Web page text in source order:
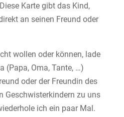
Karte gibt das Kind,
an seinen Freund oder
wollen oder können, lade
(Papa, Oma, Tante, …)
oder der Freundin des
Geschwisterkindern zu uns
ich ein paar Mal.